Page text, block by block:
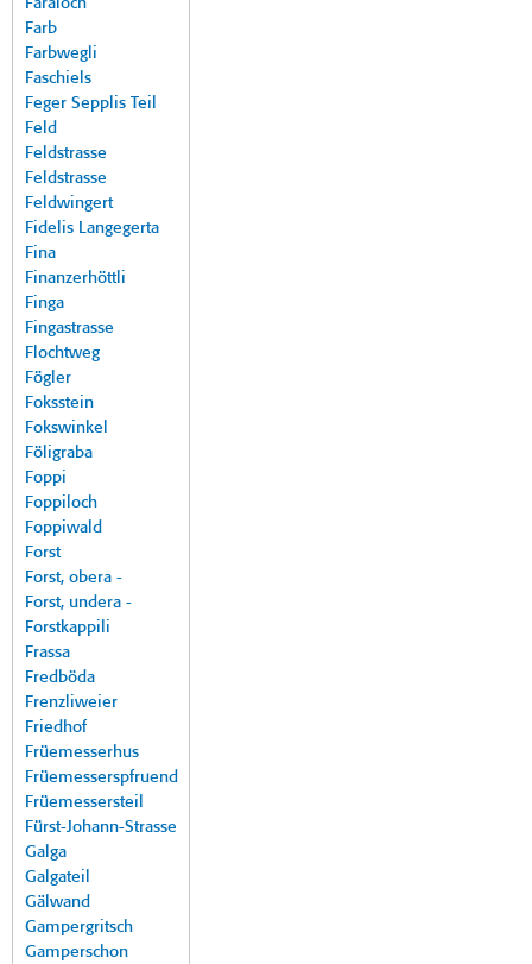
Faraloch
Farb
Farbwegli
Faschiels
Feger Sepplis Teil
Feld
Feldstrasse
Feldstrasse
Feldwingert
Fidelis Langegerta
Fina
Finanzerhöttli
Finga
Fingastrasse
Flochtweg
Fögler
Foksstein
Fokswinkel
Föligraba
Foppi
Foppiloch
Foppiwald
Forst
Forst, obera -
Forst, undera -
Forstkappili
Frassa
Fredböda
Frenzliweier
Friedhof
Früemesserhus
Früemesserspfruend
Früemessersteil
Fürst-Johann-Strasse
Galga
Galgateil
Gälwand
Gampergritsch
Gamperschon